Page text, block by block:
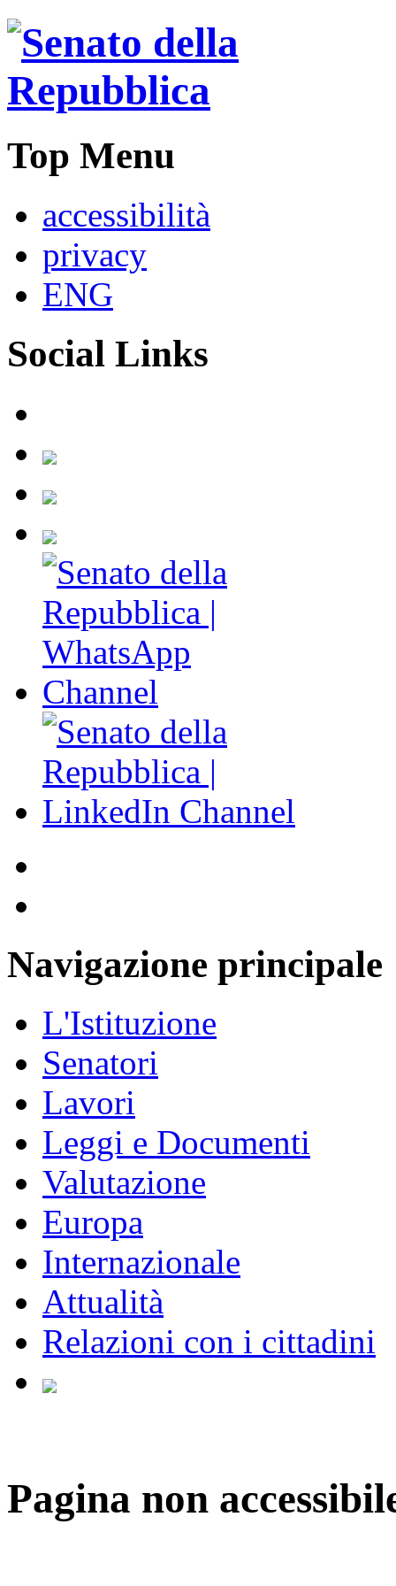
Top Menu
accessibilità
privacy
ENG
Social Links
Navigazione principale
L'Istituzione
Senatori
Lavori
Leggi e Documenti
Valutazione
Europa
Internazionale
Attualità
Relazioni con i cittadini
Pagina non